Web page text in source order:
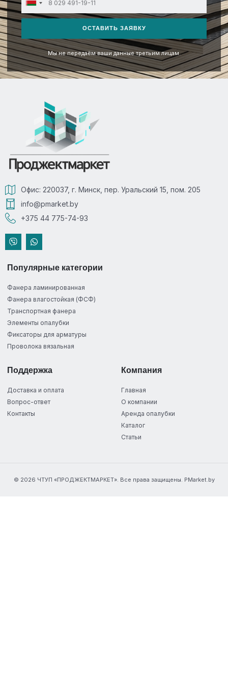
Belarus
+375
ОСТАВИТЬ ЗАЯВКУ
Мы не передаём ваши данные третьим лицам.
Офис: 220037, г. Минск, пер. Уральский 15, пом. 205
info@pmarket.by
+375 44 775-74-93
Популярные категории
Фанера ламинированная
Фанера влагостойкая (ФСФ)
Транспортная фанера
Элементы опалубки
Фиксаторы для арматуры
Проволока вязальная
Поддержка
Доставка и оплата
Вопрос-ответ
Контакты
Компания
Главная
О компании
Аренда опалубки
Каталог
Статьи
© 2026 ЧТУП «ПРОДЖЕКТМАРКЕТ». Все права защищены. PMarket.by